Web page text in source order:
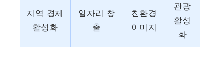
지역 경제
활성화
일자리 창
출
친환경
이미지
관광
활성
화